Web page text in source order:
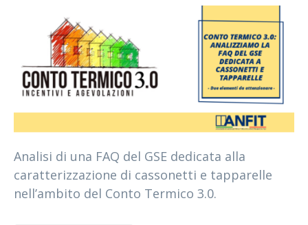
Analisi di una FAQ del GSE dedicata alla
caratterizzazione di cassonetti e tapparelle
nell’ambito del Conto Termico 3.0.